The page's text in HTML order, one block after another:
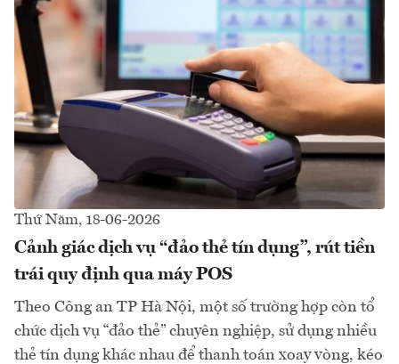
Thứ Năm, 18-06-2026
Cảnh giác dịch vụ “đảo thẻ tín dụng”, rút tiền
trái quy định qua máy POS
Theo Công an TP Hà Nội, một số trường hợp còn tổ
chức dịch vụ “đảo thẻ” chuyên nghiệp, sử dụng nhiều
thẻ tín dụng khác nhau để thanh toán xoay vòng, kéo